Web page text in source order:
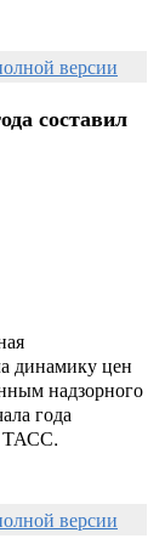
версии
составил
динамику цен
надзорного
года
ТАСС.
версии